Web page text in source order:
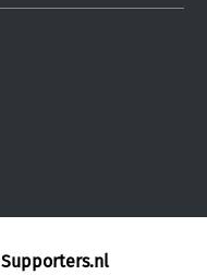
Supporters.nl